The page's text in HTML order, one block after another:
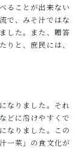
ることが出来ない
で、みそ汁ではな
した。また、贈答
りと、庶民には、
なりました。それ
どに溶けやすくで
なりました。この
一菜」の食文化が